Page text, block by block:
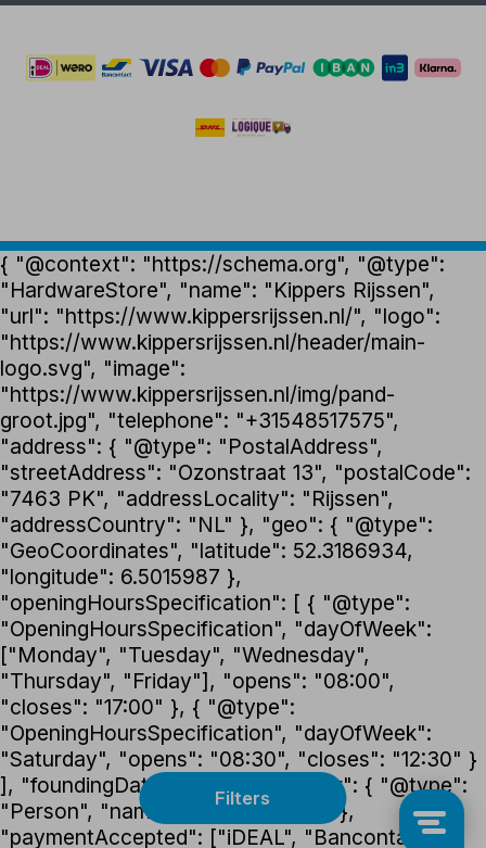
Filters
{ "@context": "https://schema.org", "@type":
"HardwareStore", "name": "Kippers Rijssen",
"url": "https://www.kippersrijssen.nl/", "logo":
"https://www.kippersrijssen.nl/header/main-
logo.svg", "image":
"https://www.kippersrijssen.nl/img/pand-
groot.jpg", "telephone": "+31548517575",
"address": { "@type": "PostalAddress",
"streetAddress": "Ozonstraat 13", "postalCode":
"7463 PK", "addressLocality": "Rijssen",
"addressCountry": "NL" }, "geo": { "@type":
"GeoCoordinates", "latitude": 52.3186934,
"longitude": 6.5015987 },
"openingHoursSpecification": [ { "@type":
"OpeningHoursSpecification", "dayOfWeek":
["Monday", "Tuesday", "Wednesday",
"Thursday", "Friday"], "opens": "08:00",
"closes": "17:00" }, { "@type":
"OpeningHoursSpecification", "dayOfWeek":
"Saturday", "opens": "08:30", "closes": "12:30" }
], "foundingDate": "1992", "founder": { "@type":
"Person", "name": "Henk Kippers" },
"paymentAccepted": ["iDEAL", "Bancontact",